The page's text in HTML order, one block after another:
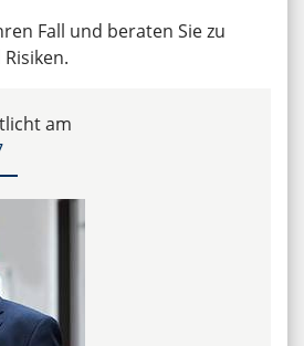
Fall und beraten Sie zu
am